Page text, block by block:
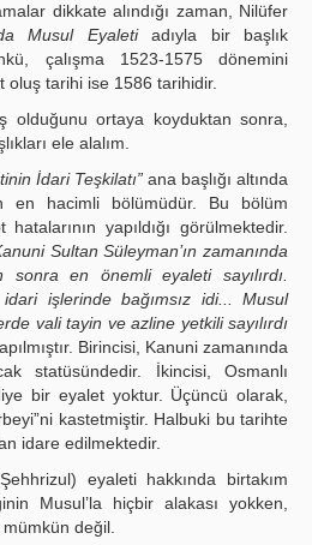
dikkate alındığı zaman, Nilüfer
Musul Eyaletiadıyla bir başlık
çalışma 1523-1575 dönemini
oluş tarihi ise 1586 tarihidir.
olduğunu ortaya koyduktan sonra,
ele alalım.
İdari Teşkilatı” ana başlığı altında
en hacimli bölümüdür. Bu bölüm
yapıldığı görülmektedir.
Sultan Süleyman’ın zamanında
en önemli eyaleti sayılırdı.
işlerinde bağımsız idi... Musul
vali tayin ve azline yetkili sayılırdı
Birincisi, Kanuni zamanında
statüsündedir. İkincisi, Osmanlı
bir eyalet yoktur. Üçüncü olarak,
kastetmiştir. Halbuki bu tarihte
idare edilmektedir.
eyaleti hakkında birtakım
Musul’la hiçbir alakası yokken,
mümkün değil.